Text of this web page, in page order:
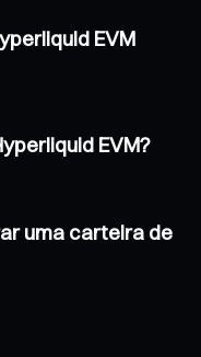
EVM
EVM?
uma carteira de